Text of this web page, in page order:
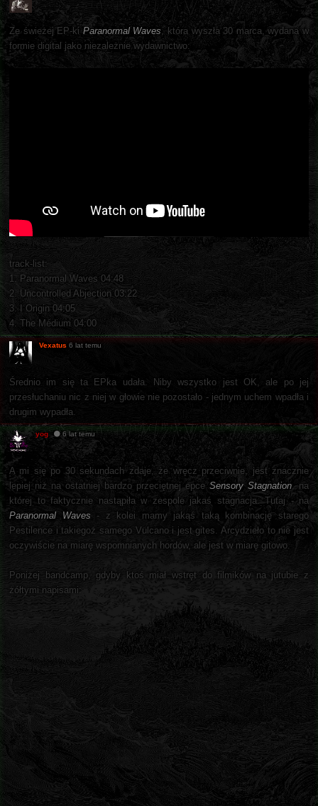
Ze świeżej EP-ki Paranormal Waves, która wyszła 30 marca, wydana w
formie digital jako niezależnie wydawnictwo:
track-list:
1. Paranormal Waves 04:48
2. Uncontrolled Abjection 03:22
3. I Origin 04:05
4. The Médium 04:00
Vexatus 6 lat temu
Średnio im się ta EPka udała. Niby wszystko jest OK, ale po jej
przesłuchaniu nic z niej w głowie nie pozostało - jednym uchem wpadła i
drugim wypadła.
yog 6 lat temu
A mi się po 30 sekundach zdaje, że wręcz przeciwnie, jest znacznie
lepiej niż na ostatniej bardzo przeciętnej epce Sensory Stagnation , na
której to faktycznie nastąpiła w zespole jakaś stagnacja. Tutaj - na
Paranormal Waves - z kolei mamy jakąś taką kombinację starego
Pestilence i takiegoż samego Vulcano i jest gites. Arcydzieło to nie jest
oczywiście na miarę wspomnianych hordów, ale jest w miarę gitowo.
Poniżej bandcamp, gdyby ktoś miał wstręt do filmików na jutubie z
żółtymi napisami: